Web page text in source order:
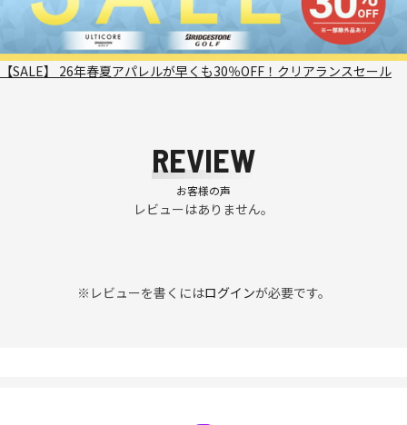
【SALE】 26年春夏アパレルが早くも30％OFF！クリアランスセール
REVIEW
お客様の声
レビューはありません。
※レビューを書くにはログインが必要です。